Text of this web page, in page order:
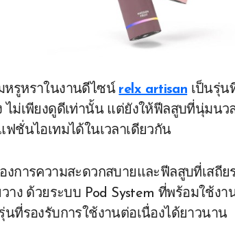
หรูหราในงานดีไซน์ relx artisan เป็นรุ่น
ม่เพียงดูดีเท่านั้น แต่ยังให้ฟีลสูบที่นุ่มน
ชั่นไอเทมได้ในเวลาเดียวกัน
งการความสะดวกสบายและฟีลสูบที่เสถี
าง ด้วยระบบ Pod System ที่พร้อมใช้ง
ที่รองรับการใช้งานต่อเนื่องได้ยาวนาน